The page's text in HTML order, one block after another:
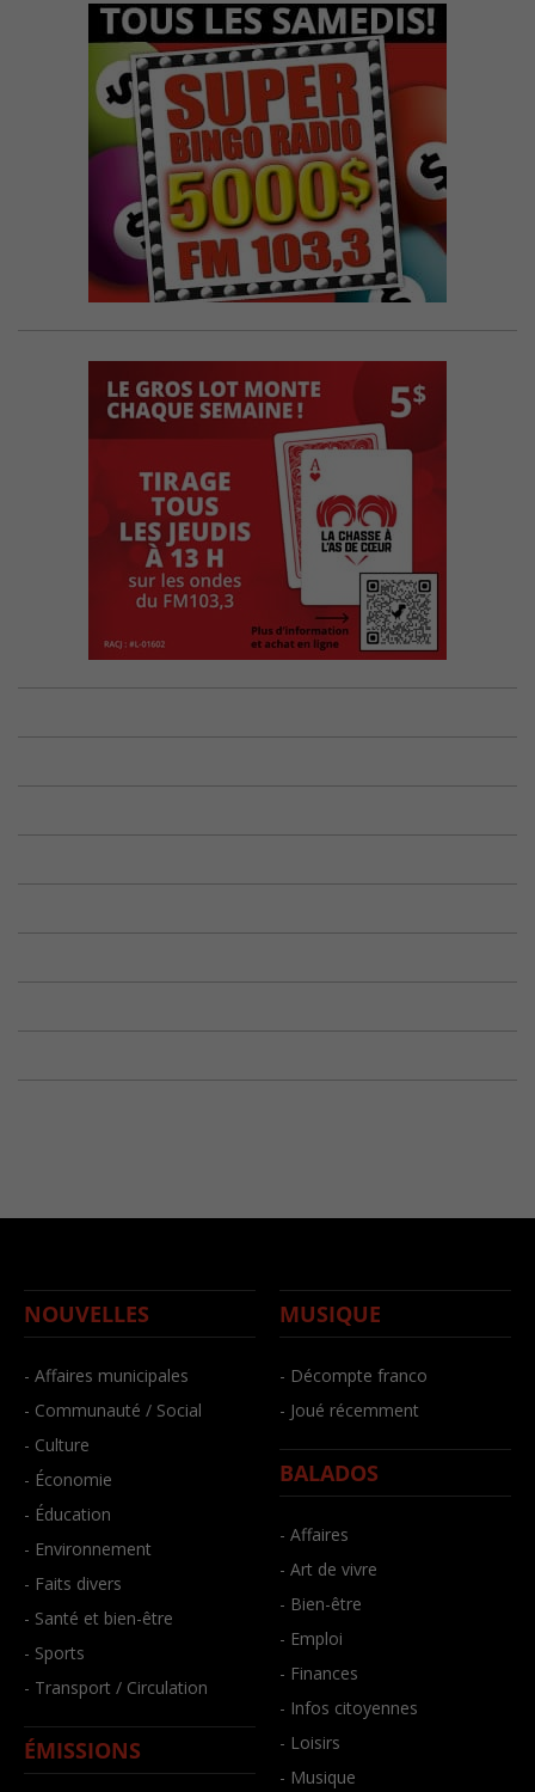
NOUVELLES
- Affaires municipales
- Communauté / Social
- Culture
- Économie
- Éducation
- Environnement
- Faits divers
- Santé et bien-être
- Sports
- Transport / Circulation
ÉMISSIONS
MUSIQUE
- Décompte franco
- Joué récemment
BALADOS
- Affaires
- Art de vivre
- Bien-être
- Emploi
- Finances
- Infos citoyennes
- Loisirs
- Musique